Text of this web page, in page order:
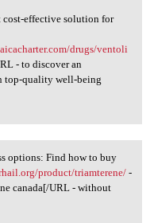
cost-effective solution for
drugs/ventoli
- to discover an
top-quality well-being
options:
options: Find how to buy
product/triamterene/-
canada[/URL - without